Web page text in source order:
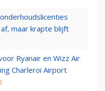
maar krapte blijft
Ryanair en Wizz Air
Charleroi Airport